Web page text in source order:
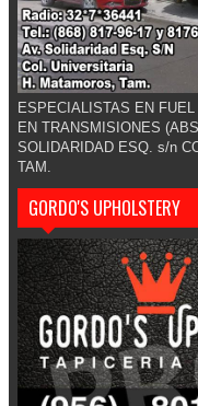
ESPECIALISTAS EN
EN TRANSMISIONES
SOLIDARIDAD ESQ. s/n
TAM.
GORDO'S UPHOLSTERY